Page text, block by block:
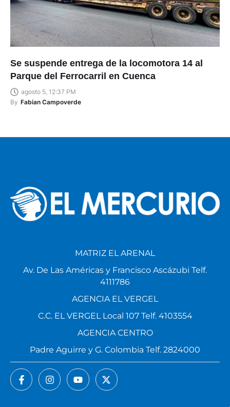
Se suspende entrega de la locomotora 14 al
Parque del Ferrocarril en Cuenca
agosto 5, 12:37 PM
By Fabian Campoverde
MATRIZ EL ARENAL
Av. De Las Américas y Francisco Ascázubi Telf.
4111786
AGENCIA EL VERGEL
C.C. EL VERGEL Local 107 Telf. 4103554
AGENCIA CENTRO
Padre Aguirre y G. Colombia Telf. 2824000